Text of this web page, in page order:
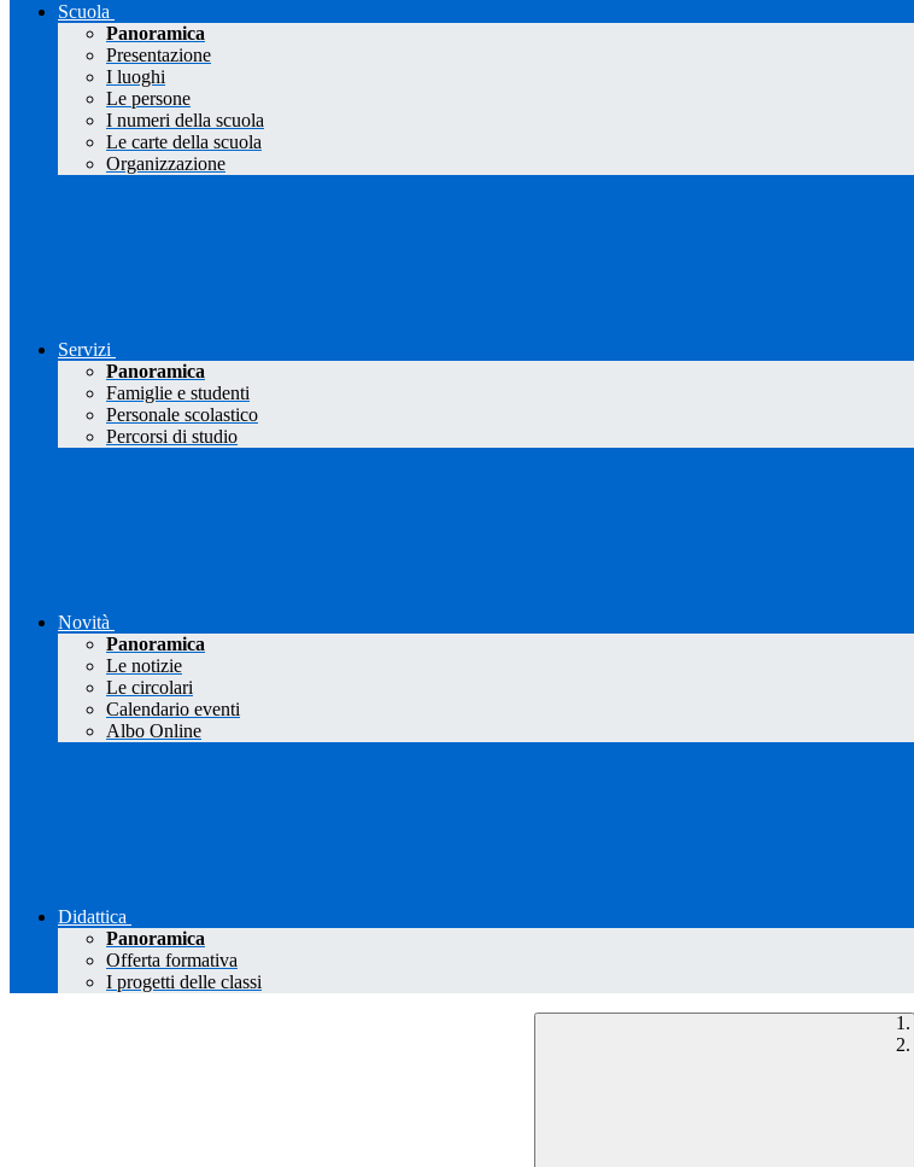
Scuola
Panoramica
Presentazione
I luoghi
Le persone
I numeri della scuola
Le carte della scuola
Organizzazione
Servizi
Panoramica
Famiglie e studenti
Personale scolastico
Percorsi di studio
Novità
Panoramica
Le notizie
Le circolari
Calendario eventi
Albo Online
Didattica
Panoramica
Offerta formativa
I progetti delle classi